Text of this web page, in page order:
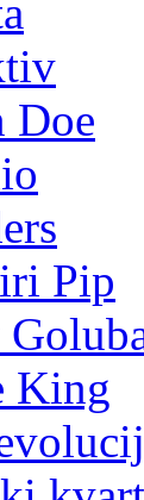
Doe
Pip
King